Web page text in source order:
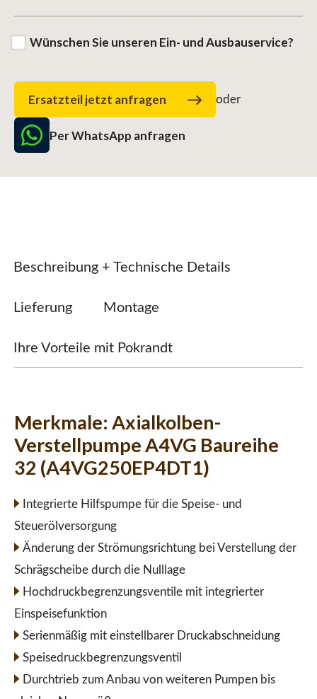
Wünschen Sie unseren Ein- und Ausbauservice?
Ersatzteil jetzt anfragen oder
Per WhatsApp anfragen
Beschreibung + Technische Details
Lieferung Montage
Ihre Vorteile mit Pokrandt
Merkmale: Axialkolben-
Verstellpumpe A4VG Baureihe
32 (A4VG250EP4DT1)
Integrierte Hilfspumpe für die Speise- und
Steuerölversorgung
Änderung der Strömungsrichtung bei Verstellung der
Schrägscheibe durch die Nulllage
Hochdruckbegrenzungsventile mit integrierter
Einspeisefunktion
Serienmäßig mit einstellbarer Druckabschneidung
Speisedruckbegrenzungsventil
Durchtrieb zum Anbau von weiteren Pumpen bis